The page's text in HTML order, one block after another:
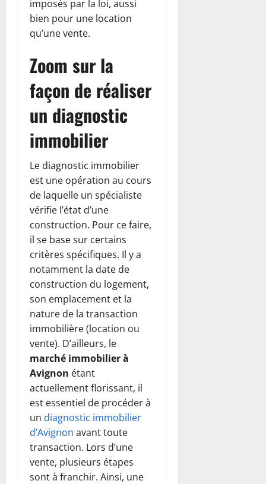
imposés par la loi, aussi
bien pour une location
qu’une vente.
Zoom sur la
façon de réaliser
un diagnostic
immobilier
Le diagnostic immobilier
est une opération au cours
de laquelle un spécialiste
vérifie l’état d’une
construction. Pour ce faire,
il se base sur certains
critères spécifiques. Il y a
notamment la date de
construction du logement,
son emplacement et la
nature de la transaction
immobilière (location ou
vente). D’ailleurs, le
marché immobilier à
Avignon étant
actuellement florissant, il
est essentiel de procéder à
un diagnostic immobilier
d’Avignon avant toute
transaction. Lors d’une
vente, plusieurs étapes
sont à franchir. Ainsi, une